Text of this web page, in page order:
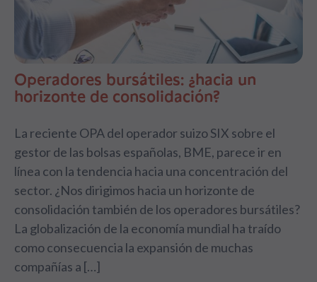
Operadores bursátiles: ¿hacia un
horizonte de consolidación?
La reciente OPA del operador suizo SIX sobre el
gestor de las bolsas españolas, BME, parece ir en
línea con la tendencia hacia una concentración del
sector. ¿Nos dirigimos hacia un horizonte de
consolidación también de los operadores bursátiles?
La globalización de la economía mundial ha traído
como consecuencia la expansión de muchas
compañías a […]